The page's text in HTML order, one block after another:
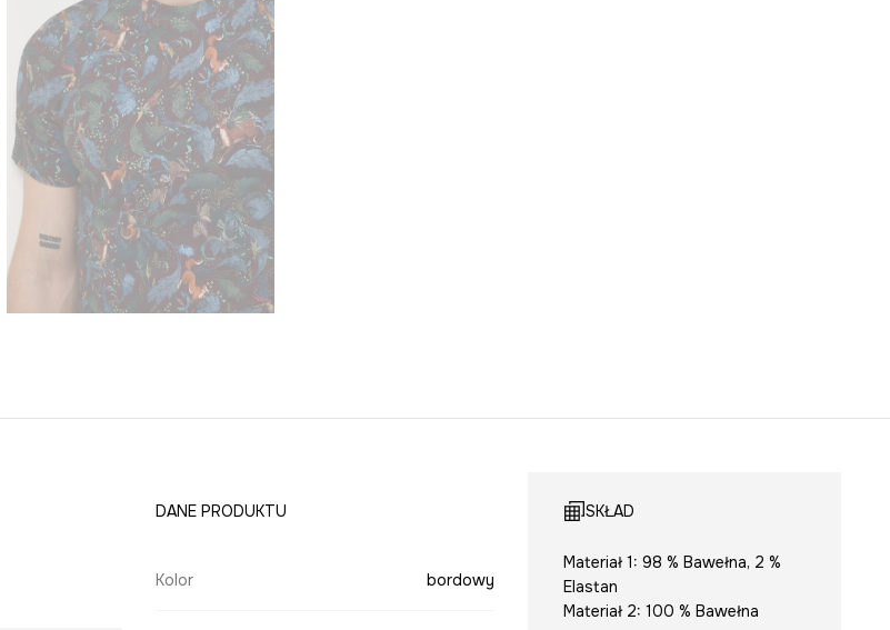
DANE PRODUKTU
Kolor bordowy
SKŁAD
Materiał 1: 98 % Bawełna, 2 %
Elastan
Materiał 2: 100 % Bawełna